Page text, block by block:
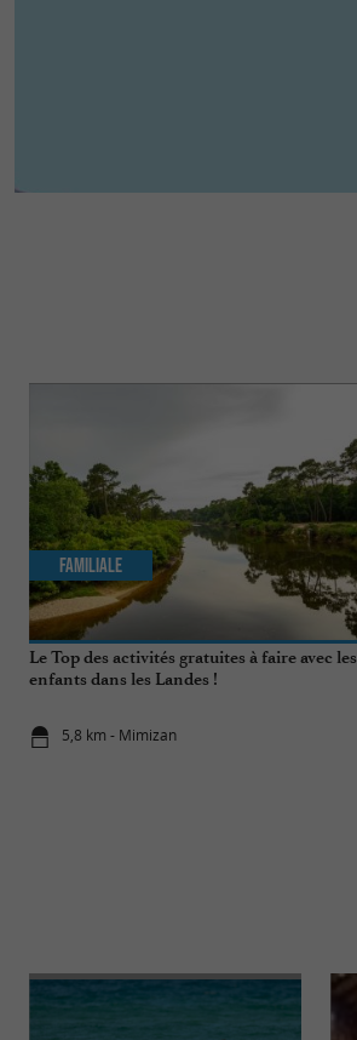
Le Top des activités gratuites à faire avec les
enfants dans les Landes !
5,8 km - Mimizan
Familiale